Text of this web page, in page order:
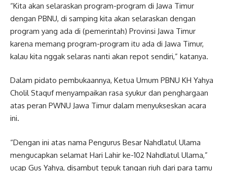
“Kita akan selaraskan program-program di Jawa Timur
dengan PBNU, di samping kita akan selaraskan dengan
program yang ada di (pemerintah) Provinsi Jawa Timur
karena memang program-program itu ada di Jawa Timur,
kalau kita nggak selaras nanti akan repot sendiri,” katanya.
Dalam pidato pembukaannya, Ketua Umum PBNU KH Yahya
Cholil Staquf menyampaikan rasa syukur dan penghargaan
atas peran PWNU Jawa Timur dalam menyukseskan acara
ini.
“Dengan ini atas nama Pengurus Besar Nahdlatul Ulama
mengucapkan selamat Hari Lahir ke-102 Nahdlatul Ulama,”
ucap Gus Yahya, disambut tepuk tangan riuh dari para tamu